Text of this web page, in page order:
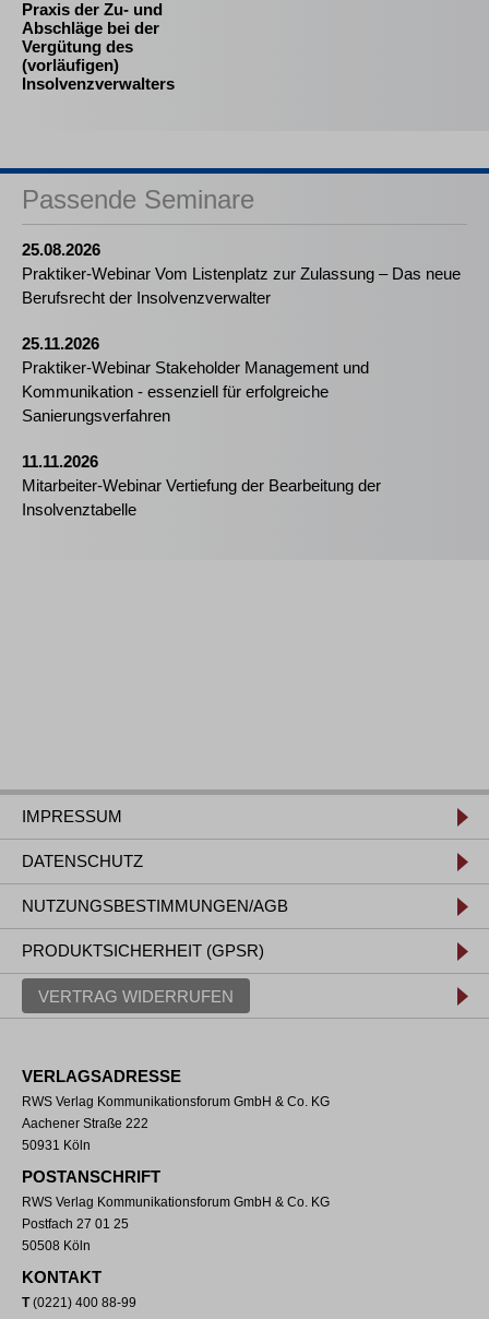
Praxis der Zu- und
Abschläge bei der
Vergütung des
(vorläufigen)
Insolvenzverwalters
Passende Seminare
25.08.2026
Praktiker-Webinar Vom Listenplatz zur Zulassung – Das neue
Berufsrecht der Insolvenzverwalter
25.11.2026
Praktiker-Webinar Stakeholder Management und
Kommunikation - essenziell für erfolgreiche
Sanierungsverfahren
11.11.2026
Mitarbeiter-Webinar Vertiefung der Bearbeitung der
Insolvenztabelle
IMPRESSUM
DATENSCHUTZ
NUTZUNGSBESTIMMUNGEN/AGB
PRODUKTSICHERHEIT (GPSR)
VERTRAG WIDERRUFEN
VERLAGSADRESSE
RWS Verlag Kommunikationsforum GmbH & Co. KG
Aachener Straße 222
50931 Köln
POSTANSCHRIFT
RWS Verlag Kommunikationsforum GmbH & Co. KG
Postfach 27 01 25
50508 Köln
KONTAKT
T(0221) 400 88-99